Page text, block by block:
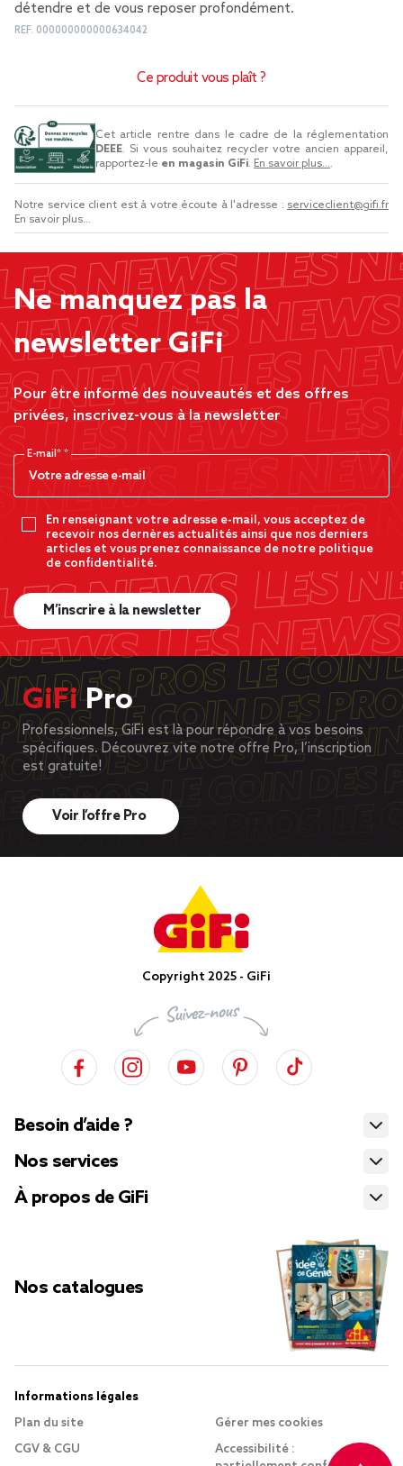
détendre et de vous reposer profondément.
REF. 000000000000634042
Ce produit vous plaît ?
Cet article rentre dans le cadre de la réglementation
DEEE. Si vous souhaitez recycler votre ancien appareil,
rapportez-le en magasin GiFi. En savoir plus....
Notre service client est à votre écoute à l'adresse : serviceclient@gifi.fr
En savoir plus...
Ne manquez pas la
newsletter GiFi
Pour être informé des nouveautés et des offres
privées, inscrivez-vous à la newsletter
E-mail*
En renseignant votre adresse e-mail, vous acceptez de
recevoir nos dernères actualités ainsi que nos derniers
articles et vous prenez connaissance de notre politique
de confidentialité.
M’inscrire à la newsletter
GiFiPro
Professionnels, GiFi est là pour répondre à vos besoins
spécifiques. Découvrez vite notre offre Pro, l’inscription
est gratuite!
Voir l’offre Pro
Copyright 2025 - GiFi
Besoin d’aide ?
Nos services
À propos de GiFi
Nos catalogues
Informations légales
Plan du site
CGV & CGU
Gérer mes cookies
Accessibilité :